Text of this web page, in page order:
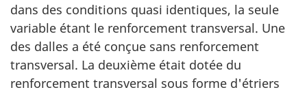
dans des conditions quasi identiques, la seule
variable étant le renforcement transversal. Une
des dalles a été conçue sans renforcement
transversal. La deuxième était dotée du
renforcement transversal sous forme d'étriers